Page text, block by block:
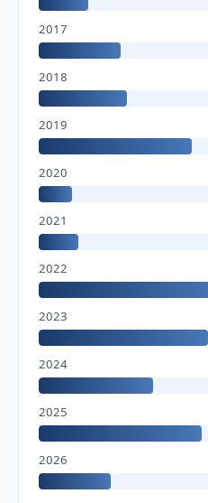
2017
2018
2019
2020
2021
2022
2023
2024
2025
2026